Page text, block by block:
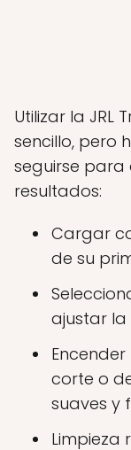
Utilizar la JRL
sencillo, pero
seguirse para
resultados:
Cargar
de su
ajustar
corte o
suaves y
Limpieza